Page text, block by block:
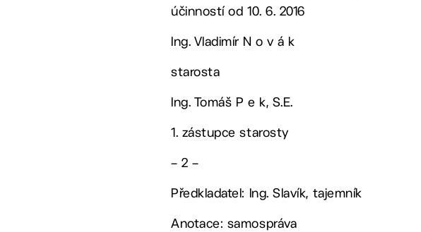
účinností od 10. 6. 2016
Ing. Vladimír N o v á k
starosta
Ing. Tomáš P e k, S.E.
1. zástupce starosty
– 2 –
Předkladatel: Ing. Slavík, tajemník
Anotace: samospráva